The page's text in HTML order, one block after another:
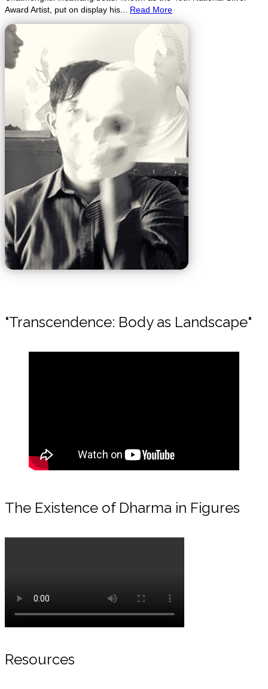
Award Artist, put on display his... Read More
"Transcendence: Body as Landscape"
The Existence of Dharma in Figures
Resources